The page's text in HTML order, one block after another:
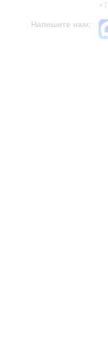
Напишите нам: